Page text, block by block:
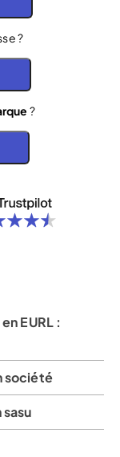
?
?
EURL :
société